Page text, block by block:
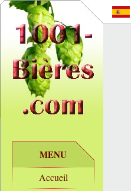
MENU
Accueil